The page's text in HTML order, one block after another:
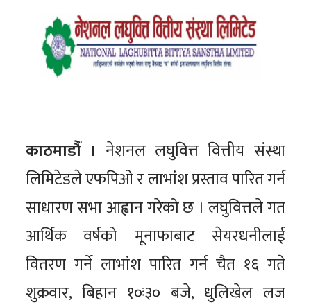
काठमाडौँ । नेशनल लघुवित्त वित्तीय संस्था
लिमिटेडले एफपिओ र लाभांश प्रस्ताव पारित गर्न
साधारण सभा आह्वान गरेको छ । लघुवित्तले गत
आर्थिक वर्षको मूनाफाबाट सेयरधनीलाई
वितरण गर्ने लाभांश पारित गर्न चैत १६ गते
शुक्रवार, बिहान १०ः३० बजे, धुलिखेल लज